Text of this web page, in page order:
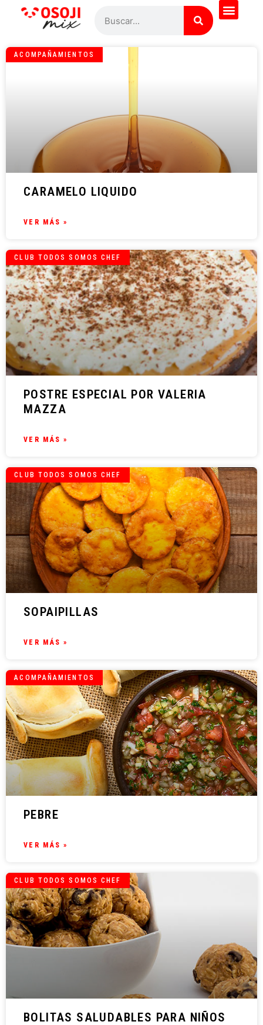
ACOMPAÑAMIENTOS
CARAMELO LIQUIDO
VER MÁS »
CLUB TODOS SOMOS CHEF
POSTRE ESPECIAL POR VALERIA
MAZZA
VER MÁS »
CLUB TODOS SOMOS CHEF
SOPAIPILLAS
VER MÁS »
ACOMPAÑAMIENTOS
PEBRE
VER MÁS »
CLUB TODOS SOMOS CHEF
BOLITAS SALUDABLES PARA NIÑOS